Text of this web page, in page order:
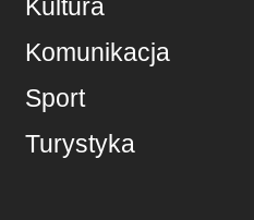
Kultura
Komunikacja
Sport
Turystyka